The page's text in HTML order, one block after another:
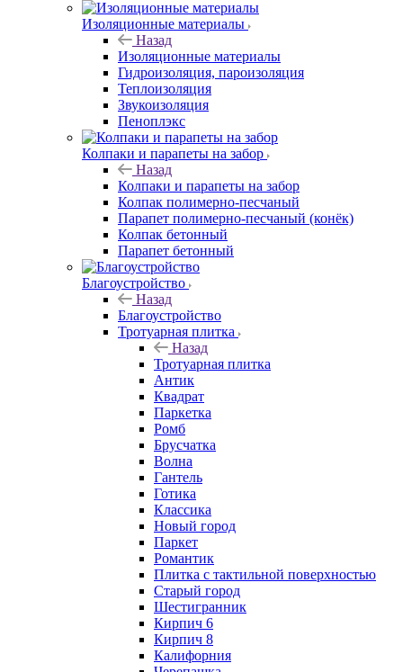
Изоляционные материалы
Назад
Изоляционные материалы
Гидроизоляция, пароизоляция
Теплоизоляция
Звукоизоляция
Пеноплэкс
Колпаки и парапеты на забор
Назад
Колпаки и парапеты на забор
Колпак полимерно-песчаный
Парапет полимерно-песчаный (конёк)
Колпак бетонный
Парапет бетонный
Благоустройство
Назад
Благоустройство
Тротуарная плитка
Назад
Тротуарная плитка
Антик
Квадрат
Паркетка
Ромб
Брусчатка
Волна
Гантель
Готика
Классика
Новый город
Паркет
Романтик
Плитка с тактильной поверхностью
Старый город
Шестигранник
Кирпич 6
Кирпич 8
Калифорния